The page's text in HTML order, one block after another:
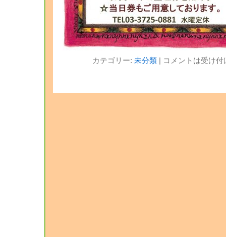
カテゴリー: 未分類| コメントは受け